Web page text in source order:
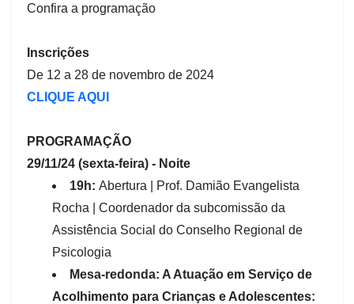
Confira a programação
Inscrições
De 12 a 28 de novembro de 2024
CLIQUE AQUI
PROGRAMAÇÃO
29/11/24 (sexta-feira) - Noite
19h:Abertura | Prof. Damião Evangelista
Rocha | Coordenador da subcomissão da
Assistência Social do Conselho Regional de
Psicologia
Mesa-redonda: A Atuação em Serviço de
Acolhimento para Crianças e Adolescentes: